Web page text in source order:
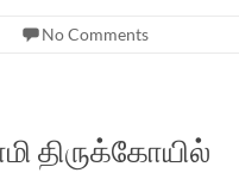
No Comments
திருக்கோயில்